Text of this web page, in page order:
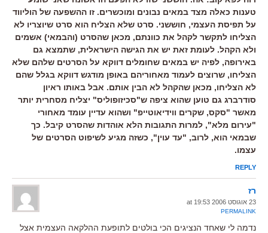
טענות כאלה מצד במאים נבונים ומוכשרים. זו ההשפעה של הוליווד
על תפיסת העצמי, חוששני. סרט שלא הצליח הוא סרט שיוצריו לא
הצליחו לתקשר לקהל את כוונתם, מכאן שהסרט (והבמאי) אשמים
ולא הקהל. לעומת זאת יש את הגישה הישראלית, שתמצא גם
באירופה, לפיה יש במאים שחומלים דווקא על הסרטים שלהם שלא
הצליחו, שרוצים לעמוד מאחוריהם באופן מודגש דווקא בגלל שהם
לא הצליחו, מכאן שהקהל לא הבין אותם. אבל באותו ראיון
סודרברג גם טוען שהוא ציפה ש"סכיזופוליס" יצליח מסחרית יותר
מאשר "סקס, שקרים ווידיאוטייפ" ושהוא עדיין עומד מאחורי
"עירום מלא", למרות התגובות הלא אוהדות שהסרט קיבל. כך
שבמאי הוא, לרוב, "עד עוין", כשזה מגיע לשיפוט הסרטים של
עצמו.
REPLY
רז
23 אוגוסט 2006 at 19:53
PERMALINK
נדמה לי שאחד הנציגים הכי בולטים לתופעת ההלקאה העצמית אצל